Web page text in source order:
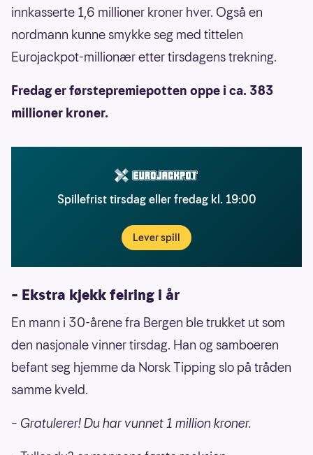
innkasserte 1,6 millioner kroner hver. Også en
nordmann kunne smykke seg med tittelen
Eurojackpot-millionær etter tirsdagens trekning.
Fredag er førstepremiepotten oppe i ca. 383
millioner kroner.
Spillefrist tirsdag eller fredag kl. 19:00
Lever spill
– Ekstra kjekk feiring i år
En mann i 30-årene fra Bergen ble trukket ut som
den nasjonale vinner tirsdag. Han og samboeren
befant seg hjemme da Norsk Tipping slo på tråden
samme kveld.
– Gratulerer! Du har vunnet 1 million kroner.